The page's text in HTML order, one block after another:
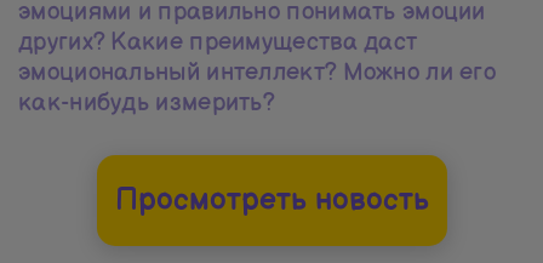
эмоциями и правильно понимать эмоции
других? Какие преимущества даст
эмоциональный интеллект? Можно ли его
как-нибудь измерить?
Просмотреть новость